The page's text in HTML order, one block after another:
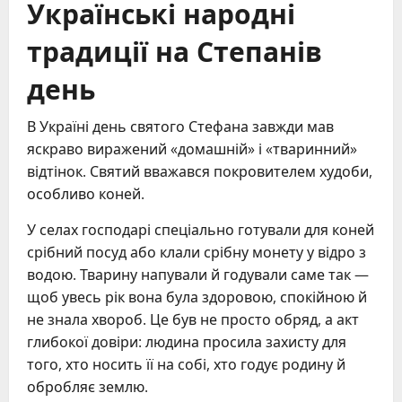
Українські народні
традиції на Степанів
день
В Україні день святого Стефана завжди мав
яскраво виражений «домашній» і «тваринний»
відтінок. Святий вважався покровителем худоби,
особливо коней.
У селах господарі спеціально готували для коней
срібний посуд або клали срібну монету у відро з
водою. Тварину напували й годували саме так —
щоб увесь рік вона була здоровою, спокійною й
не знала хвороб. Це був не просто обряд, а акт
глибокої довіри: людина просила захисту для
того, хто носить її на собі, хто годує родину й
обробляє землю.